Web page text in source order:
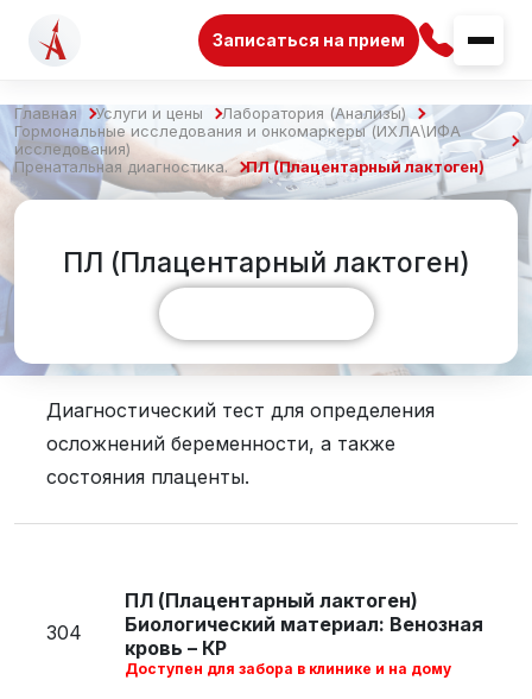
Записаться на прием
Главная Услуги и цены
Лаборатория (Анализы)
Гормональные исследования и онкомаркеры (ИХЛА\ИФА
исследования)
Пренатальная диагностика.
ПЛ (Плацентарный лактоген)
ПЛ (Плацентарный лактоген)
Диагностический тест для определения
осложнений беременности, а также
состояния плаценты.
304
ПЛ (Плацентарный лактоген)
Биологический материал: Венозная
кровь – КР
Доступен для забора в клинике и на дому